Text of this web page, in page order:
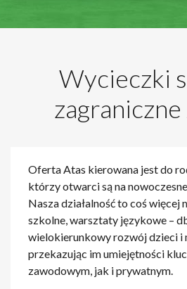
Wycieczki
zagraniczne
Oferta Atas kierowana jest do
którzy otwarci są na
Nasza działalność to coś więcej
szkolne, warsztaty językowe –
wielokierunkowy rozwój dzieci i
przekazując im umiejętności
zawodowym, jak i prywatnym.